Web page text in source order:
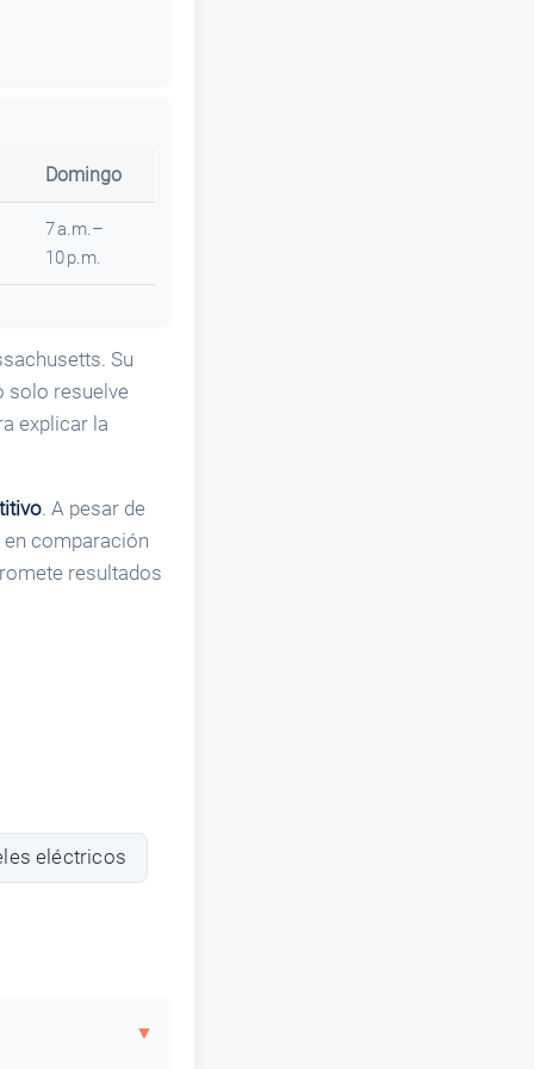
Domingo
7 a.m.–
10 p.m.
Su
solo resuelve
explicar la
. A pesar de
comparación
resultados
eléctricos